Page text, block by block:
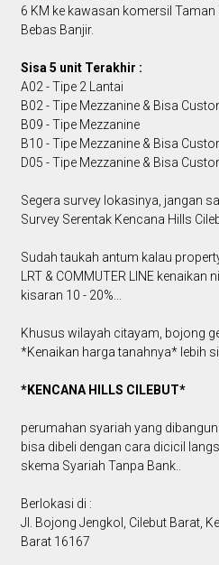
6 KM ke kawasan komersil Taman
Bebas Banjir.
Sisa 5 unit Terakhir :
A02 - Tipe 2 Lantai
B02 - Tipe Mezzanine & Bisa
B09 - Tipe Mezzanine
B10 - Tipe Mezzanine & Bisa
D05 - Tipe Mezzanine & Bisa
Segera survey lokasinya, jangan
Survey Serentak Kencana Hills
Sudah taukah antum kalau
LRT & COMMUTER LINE kenaikan
kisaran 10 - 20%...
Khusus wilayah citayam, bojong
*Kenaikan harga tanahnya* lebih
*KENCANA HILLS CILEBUT*
perumahan syariah yang
bisa dibeli dengan cara dicicil
skema Syariah Tanpa Bank..
Berlokasi di :
Jl. Bojong Jengkol, Cilebut Barat,
Barat 16167